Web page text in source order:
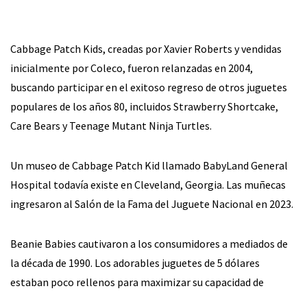
Cabbage Patch Kids, creadas por Xavier Roberts y vendidas
inicialmente por Coleco, fueron relanzadas en 2004,
buscando participar en el exitoso regreso de otros juguetes
populares de los años 80, incluidos Strawberry Shortcake,
Care Bears y Teenage Mutant Ninja Turtles.
Un museo de Cabbage Patch Kid llamado BabyLand General
Hospital todavía existe en Cleveland, Georgia. Las muñecas
ingresaron al Salón de la Fama del Juguete Nacional en 2023.
Beanie Babies cautivaron a los consumidores a mediados de
la década de 1990. Los adorables juguetes de 5 dólares
estaban poco rellenos para maximizar su capacidad de